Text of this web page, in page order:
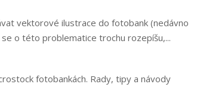
vektorové ilustrace do fotobank (nedávno
o této problematice trochu rozepíšu,...
fotobankách. Rady, tipy a návody